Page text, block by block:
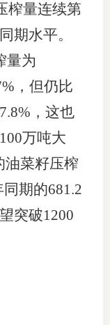
榨量连续第
期水平。
量为
，但仍比
，这也
万吨大
油菜籽压榨
期的681.2
突破1200